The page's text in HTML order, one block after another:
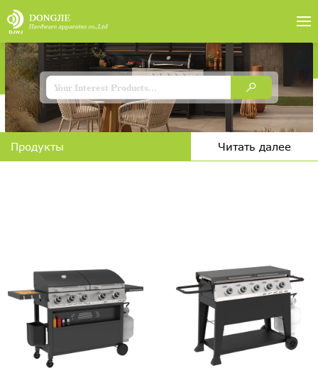
Продукты Читать далее